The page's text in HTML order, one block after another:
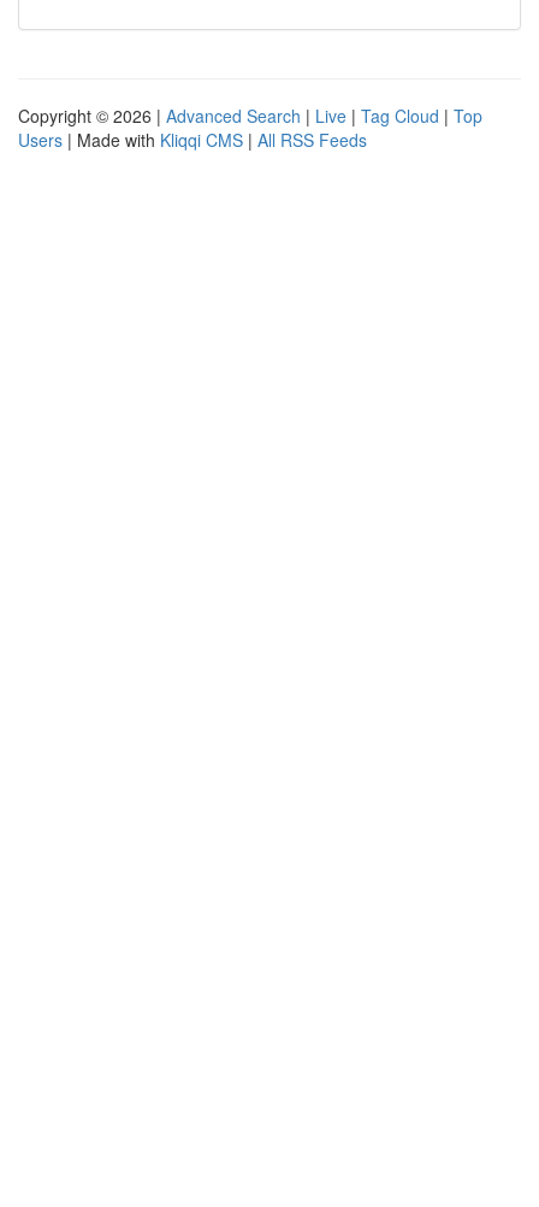
Copyright © 2026 | Advanced Search | Live | Tag Cloud | Top
Users | Made with Kliqqi CMS | All RSS Feeds